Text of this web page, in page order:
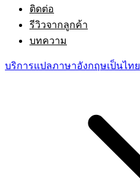
ติดต่อ
รีวิวจากลูกค้า
บทความ
บริการแปลภาษาอังกฤษเป็นไทย